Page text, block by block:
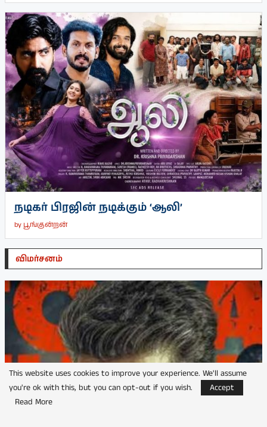
நடிகர் பிரஜின் நடிக்கும் ‘ஆலி’
by பூங்குன்றன்
விமர்சனம்
This website uses cookies to improve your experience. We'll assume
you're ok with this, but you can opt-out if you wish.
Accept
Read More